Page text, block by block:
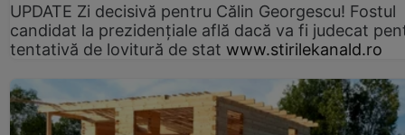
UPDATE Zi decisivă pentru Călin Georgescu! Fostul
candidat la prezidențiale află dacă va fi judecat
tentativă de lovitură de stat www.stirilekanald.ro